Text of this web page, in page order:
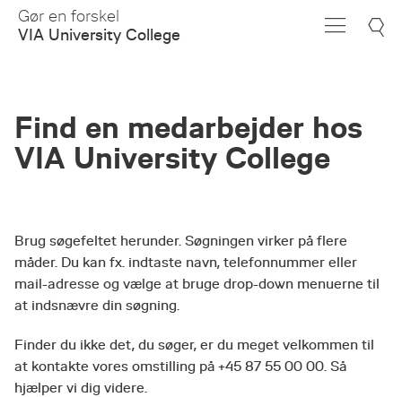
Skip
Main
Gør en forskel
VIA University College
Find en medarbejder hos
VIA University College
Brug søgefeltet herunder. Søgningen virker på flere
måder. Du kan fx. indtaste navn, telefonnummer eller
mail-adresse og vælge at bruge drop-down menuerne til
at indsnævre din søgning.
Finder du ikke det, du søger, er du meget velkommen til
at kontakte vores omstilling på +45 87 55 00 00. Så
hjælper vi dig videre.